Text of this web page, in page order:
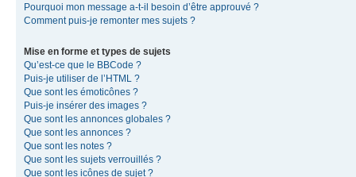
Pourquoi mon message a-t-il besoin d’être approuvé ?
Comment puis-je remonter mes sujets ?
Mise en forme et types de sujets
Qu’est-ce que le BBCode ?
Puis-je utiliser de l’HTML ?
Que sont les émoticônes ?
Puis-je insérer des images ?
Que sont les annonces globales ?
Que sont les annonces ?
Que sont les notes ?
Que sont les sujets verrouillés ?
Que sont les icônes de sujet ?